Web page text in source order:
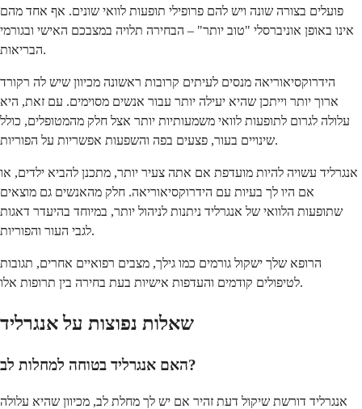
פועלים בצורה שונה ויש להם פרופילי תופעות לוואי שונים. אף אחד מהם
אינו באופן אוניברסלי "טוב יותר" – הבחירה תלויה במצבכם האישי ובגורמי
הבריאות.
הידרוקסיאוריאה מנסים לעיתים קרובות ראשונה מכיוון שיש לה רקורד
ארוך יותר וייתכן שהיא יעילה יותר עבור אנשים מסוימים. עם זאת, היא
עלולה לגרום לתופעות לוואי משמעותיות יותר אצל חלק מהמטופלים, כולל
שינויים בעור, פצעים בפה והשפעות אפשריות על הפוריות.
אנגרליד עשויה להיות מועדפת אם אתה צעיר יותר, מתכנן להביא ילדים, או
אם היו לך בעיות עם הידרוקסיאוריאה. חלק מהאנשים גם מוצאים
שתופעות הלוואי של אנגרליד ניתנות לניהול יותר, במיוחד בהיעדר דאגות
לגבי העור והפוריות.
הרופא שלך ישקול גורמים כמו גילך, מצבים רפואיים אחרים, תגובות
לטיפולים קודמים והעדפות אישיות בעת בחירה בין תרופות אלו.
שאלות נפוצות על אנגרליד
האם אנגרליד בטוחה למחלות לב?
אנגרליד דורשת שיקול דעת זהיר אם יש לך מחלת לב, מכיוון שהיא עלולה